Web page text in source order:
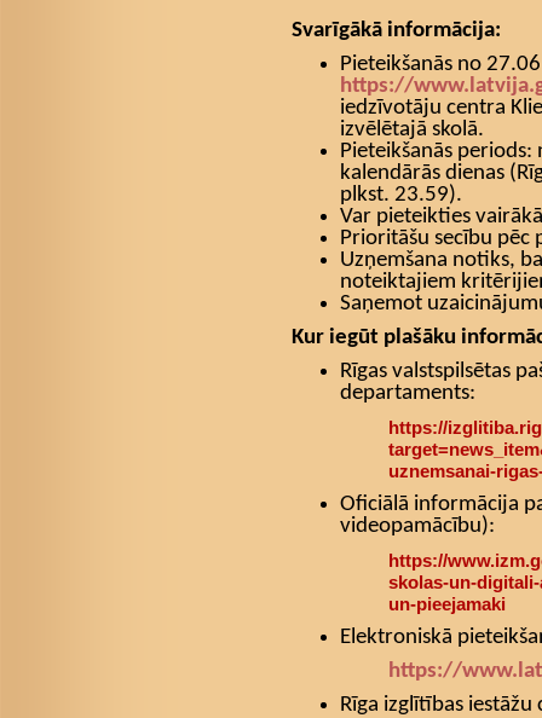
Svarīgākā informācija:
Pieteikšanās no
https://
iedzīvotāju centra
izvēlētajā skolā.
Pieteikšanās
kalendārās dienas
plkst. 23.59).
Var pieteikties
Prioritāšu secību pēc
Uzņemšana notiks,
noteiktajiem
Saņemot
Kur iegūt plašāku
Rīgas valstspilsētas
departaments:
https://
uznemsanai-
Oficiālā informācija
videopamācību):
https://
skolas-un-
un-pieejamaki
Elektroniskā
https://
Rīga izglītības iestāžu